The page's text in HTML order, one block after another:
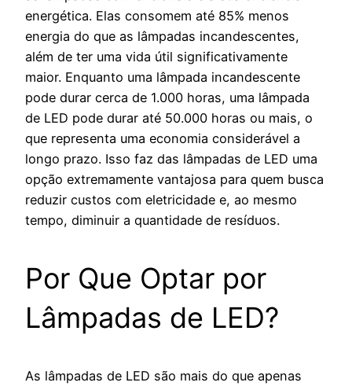
energética. Elas consomem até 85% menos
energia do que as lâmpadas incandescentes,
além de ter uma vida útil significativamente
maior. Enquanto uma lâmpada incandescente
pode durar cerca de 1.000 horas, uma lâmpada
de LED pode durar até 50.000 horas ou mais, o
que representa uma economia considerável a
longo prazo. Isso faz das lâmpadas de LED uma
opção extremamente vantajosa para quem busca
reduzir custos com eletricidade e, ao mesmo
tempo, diminuir a quantidade de resíduos.
Por Que Optar por
Lâmpadas de LED?
As lâmpadas de LED são mais do que apenas